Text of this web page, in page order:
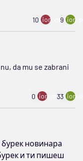
10 ion:minus
9
da mu se zabrani
0 ion:minus
33
новинара
и ти пишеш